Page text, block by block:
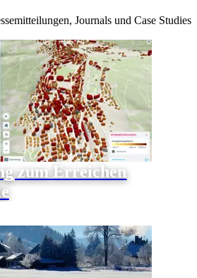
Journals und Case Studies
zum Erreichen